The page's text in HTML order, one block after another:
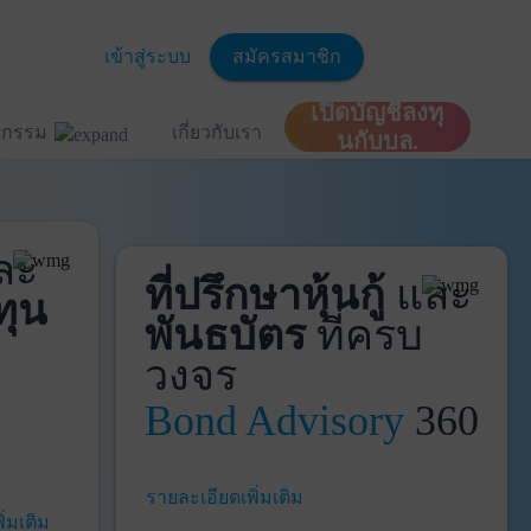
เข้าสู่ระบบ สมัครสมาชิก
รรม เกี่ยวกับเรา
เปิดบัญชีลงทุ
นกับบล.
ะ
น
มเติม
ที่ปรึกษาหุ้นกู้ และ
พันธบัตรที่ครบ
วงจร
Bond Advisory360
รายละเอียดเพิ่มเติม